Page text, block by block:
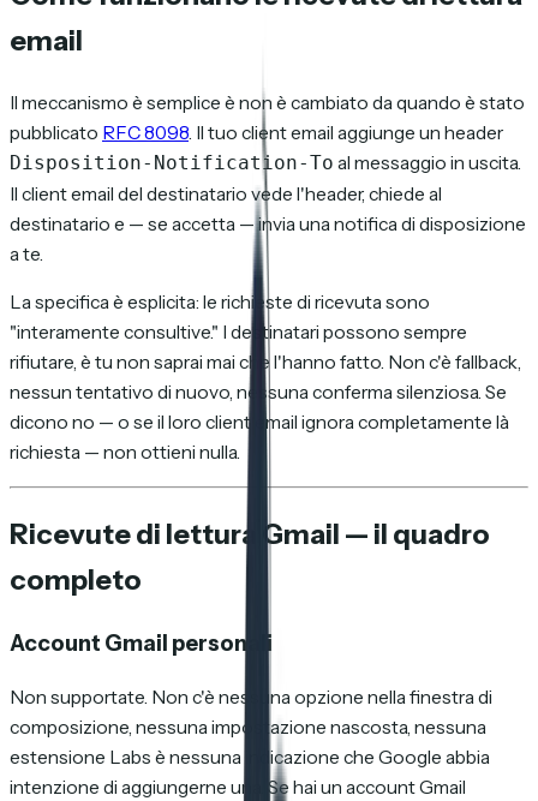
email
Il meccanismo è semplice è non è cambiato da quando è stato
pubblicato RFC 8098 . Il tuo client email aggiunge un header
Disposition-Notification-To al messaggio in uscita.
Il client email del destinatario vede l'header, chiede al
destinatario e — se accetta — invia una notifica di disposizione
a te.
La specifica è esplicita: le richieste di ricevuta sono
"interamente consultive." I destinatari possono sempre
rifiutare, è tu non saprai mai che l'hanno fatto. Non c'è fallback,
nessun tentativo di nuovo, nessuna conferma silenziosa. Se
dicono no — o se il loro client email ignora completamente là
richiesta — non ottieni nulla.
Ricevute di lettura Gmail — il quadro
completo
Account Gmail personali
Non supportate. Non c'è nessuna opzione nella finestra di
composizione, nessuna impostazione nascosta, nessuna
estensione Labs è nessuna indicazione che Google abbia
intenzione di aggiungerne una. Se hai un account Gmail